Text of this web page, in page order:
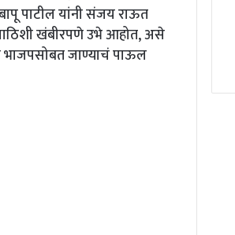
पाटील यांनी संजय राऊत
खंबीरपणे उभे आहोत, असे
भाजपसोबत जाण्याचं पाऊल